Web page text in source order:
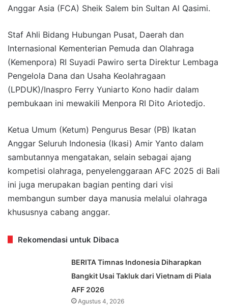
Anggar Asia (FCA) Sheik Salem bin Sultan Al Qasimi.
Staf Ahli Bidang Hubungan Pusat, Daerah dan
Internasional Kementerian Pemuda dan Olahraga
(Kemenpora) RI Suyadi Pawiro serta Direktur Lembaga
Pengelola Dana dan Usaha Keolahragaan
(LPDUK)/Inaspro Ferry Yuniarto Kono hadir dalam
pembukaan ini mewakili Menpora RI Dito Ariotedjo.
Ketua Umum (Ketum) Pengurus Besar (PB) Ikatan
Anggar Seluruh Indonesia (Ikasi) Amir Yanto dalam
sambutannya mengatakan, selain sebagai ajang
kompetisi olahraga, penyelenggaraan AFC 2025 di Bali
ini juga merupakan bagian penting dari visi
membangun sumber daya manusia melalui olahraga
khususnya cabang anggar.
Rekomendasi untuk Dibaca
BERITA Timnas Indonesia Diharapkan
Bangkit Usai Takluk dari Vietnam di Piala
AFF 2026
Agustus 4, 2026